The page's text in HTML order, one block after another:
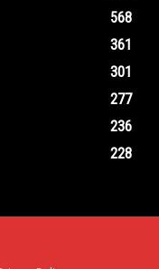
568
361
301
277
236
228